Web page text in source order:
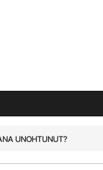
UNOHTUNUT?